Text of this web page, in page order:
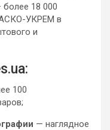
более 18 000
АСКО-УКРЕМ в
и
100
— наглядное